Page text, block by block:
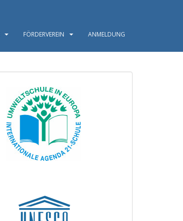
FÖRDERVEREIN ANMELDUNG